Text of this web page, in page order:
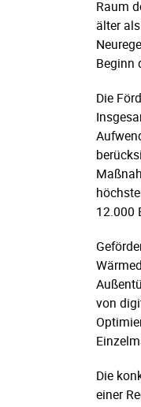
Raum
älter
Beginn
Die
12.000
von
Die
einer